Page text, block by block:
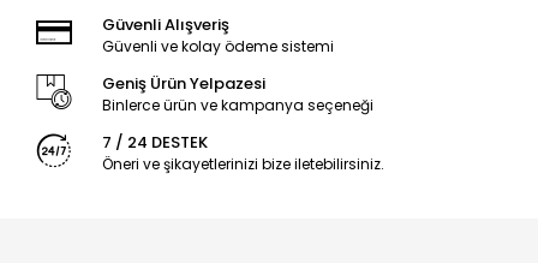
Güvenli Alışveriş
Güvenli ve kolay ödeme sistemi
Geniş Ürün Yelpazesi
Binlerce ürün ve kampanya seçeneği
7 / 24 DESTEK
Öneri ve şikayetlerinizi bize iletebilirsiniz.